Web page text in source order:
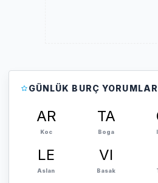
GÜNLÜK BURÇ
AR
Koc
TA
Boga
LE
Aslan
VI
Basak